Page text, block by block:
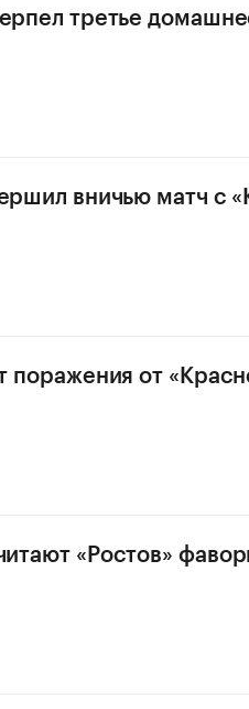
третье
вничью матч с
поражения от
«Ростов»